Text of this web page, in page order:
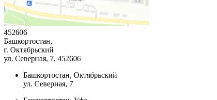
452606
Башкортостан,
г. Октябрьский
ул. Северная, 7, 452606
Башкортостан, Октябрьский
ул. Северная, 7